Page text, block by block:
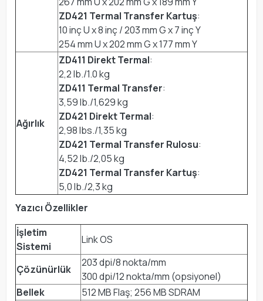
ZD421 Termal Transfer Kartuş:
10 inç U x 8 inç / 203 mm G x 7 inç Y
254 mm U x 202 mm G x 177 mm Y
Ağırlık
ZD411 Direkt Termal:
2,2 lb./1.0 kg
ZD411 Termal Transfer:
3,59 lb./1,629 kg
ZD421 Direkt Termal:
2,98 lbs./1,35 kg
ZD421 Termal Transfer Rulosu:
4,52 lb./2,05 kg
ZD421 Termal Transfer Kartuş:
5,0 lb./2,3 kg
Yazıcı Özellikler
İşletim
Sistemi
Link OS
Çözünürlük
203 dpi/8 nokta/mm
300 dpi/12 nokta/mm (opsiyonel)
Bellek
512 MB Flaş; 256 MB SDRAM